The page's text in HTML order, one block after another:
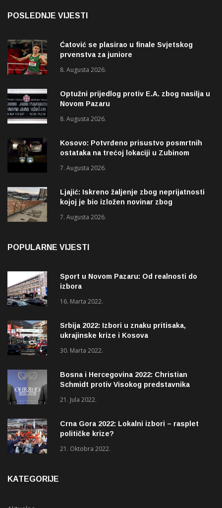
POSLEDNJE VIJESTI
Ćatović se plasirao u finale Svjetskog
prvenstva za juniore
8. Augusta 2026.
Optužni prijedlog protiv E.A. zbog nasilja u
Novom Pazaru
8. Augusta 2026.
Kosovo: Potvrđeno prisustvo posmrtnih
ostataka na trećoj lokaciji u Zubinom
7. Augusta 2026.
Ljajić: Iskreno žaljenje zbog neprijatnosti
kojoj je bio izložen novinar zbog
7. Augusta 2026.
POPULARNE VIJESTI
Sport u Novom Pazaru: Od realnosti do
izbora
16. Marta 2022.
Srbija 2022: Izbori u znaku pritisaka,
ukrajinske krize i Kosova
30. Marta 2022.
Bosna i Hercegovina 2022: Christian
Schmidt protiv Visokog predstavnika
21. Jula 2022.
Crna Gora 2022: Lokalni izbori – rasplet
političke krize?
21. Oktobra 2022.
KATEGORIJE